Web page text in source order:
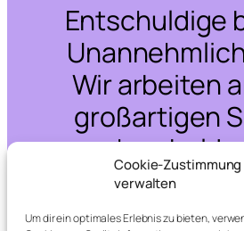
Cookie-Zustimmung
verwalten
Um dir ein optimales Erlebnis zu bieten,
Entschuldige
Wir arbeiten
großartigen
schau bald
vorbei!